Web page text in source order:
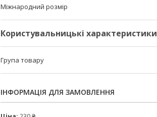
Міжнародний розмір
Користувальницькі характеристики
Група товару
ІНФОРМАЦІЯ ДЛЯ ЗАМОВЛЕННЯ